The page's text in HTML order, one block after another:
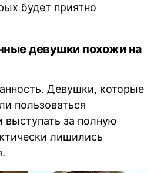
будет приятно
девушки похожи на
Девушки, которые
пользоваться
выступать за полную
лишились